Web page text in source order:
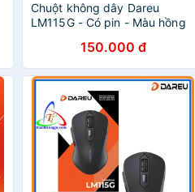
Chuột không dây Dareu
LM115G - Có pin - Màu hồng
150.000 đ